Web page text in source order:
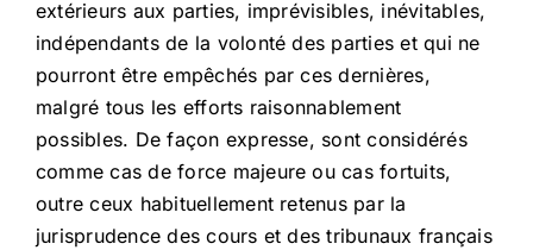
extérieurs aux parties, imprévisibles, inévitables,
indépendants de la volonté des parties et qui ne
pourront être empêchés par ces dernières,
malgré tous les efforts raisonnablement
possibles. De façon expresse, sont considérés
comme cas de force majeure ou cas fortuits,
outre ceux habituellement retenus par la
jurisprudence des cours et des tribunaux français